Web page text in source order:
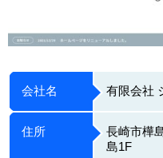
会社名 有限会社
住所
長崎市樺
島1F